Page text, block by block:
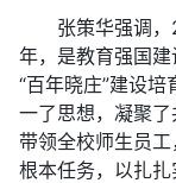
张策华强调，
年，是教育强国
“百年晓庄”建设
一了思想，凝聚
带领全校师生员
根本任务，以扎